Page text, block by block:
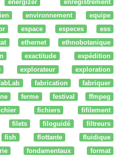
energizer
enregistrement
environnement
equipe
espace especes
ess
ethernet
ethnobotanique
exactitude
expédition
explorateur
exploration
fabrication
fabriquer
ferme festival
ffmpeg
fichiers
fifilement
filets filoguidé
filtreurs
fish flottante
fluidique
fondamentaux
format